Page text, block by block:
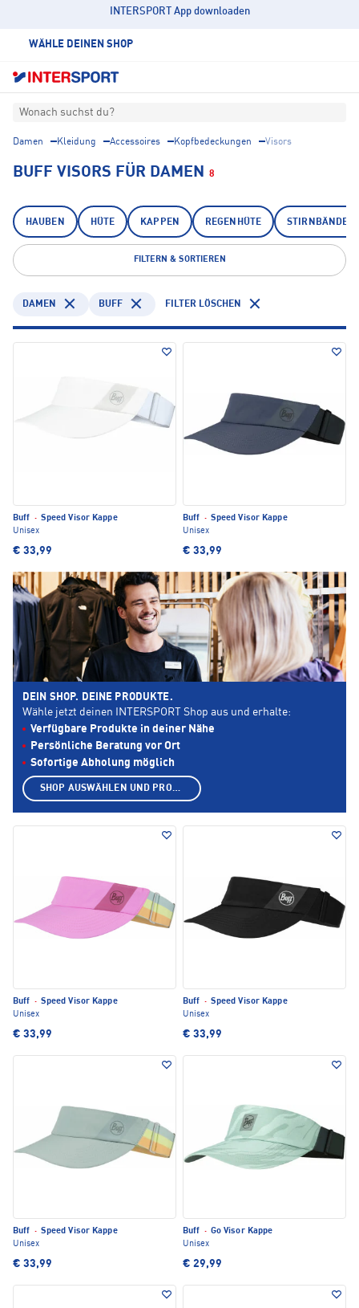
INTERSPORT App downloaden
WÄHLE DEINEN SHOP
Wonach suchst du?
Damen Kleidung Accessoires Kopfbedeckungen Visors
BUFF VISORS FÜR DAMEN 8
HAUBEN HÜTE KAPPEN REGENHÜTE STIRNBÄNDER
FILTERN & SORTIEREN
DAMEN BUFF FILTER LÖSCHEN
Buff · Speed Visor Kappe
Unisex
€ 33,99
Buff · Speed Visor Kappe
Unisex
€ 33,99
Buff · Speed Visor Kappe
Unisex
€ 33,99
Buff · Speed Visor Kappe
Unisex
€ 33,99
Buff · Speed Visor Kappe
Unisex
€ 33,99
Buff · Go Visor Kappe
Unisex
€ 29,99
DEIN SHOP. DEINE PRODUKTE.
Wähle jetzt deinen INTERSPORT Shop aus und erhalte:
Verfügbare Produkte in deiner Nähe
Persönliche Beratung vor Ort
Sofortige Abholung möglich
SHOP AUSWÄHLEN UND PRODUKTE ANZEIGEN